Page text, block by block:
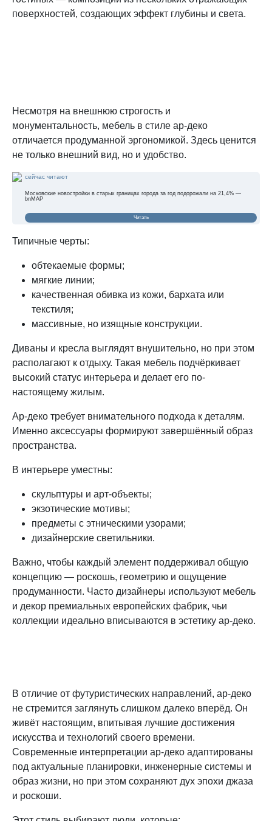
поверхностей, создающих эффект глубины и света.
Несмотря на внешнюю строгость и
монументальность, мебель в стиле ар-деко
отличается продуманной эргономикой. Здесь ценится
не только внешний вид, но и удобство.
сейчас читают
Московские новостройки в старых границах города за год подорожали на 21,4% —
bnMAP
Читать
Типичные черты:
обтекаемые формы;
мягкие линии;
качественная обивка из кожи, бархата или
текстиля;
массивные, но изящные конструкции.
Диваны и кресла выглядят внушительно, но при этом
располагают к отдыху. Такая мебель подчёркивает
высокий статус интерьера и делает его по-
настоящему жилым.
Ар-деко требует внимательного подхода к деталям.
Именно аксессуары формируют завершённый образ
пространства.
В интерьере уместны:
скульптуры и арт-объекты;
экзотические мотивы;
предметы с этническими узорами;
дизайнерские светильники.
Важно, чтобы каждый элемент поддерживал общую
концепцию — роскошь, геометрию и ощущение
продуманности. Часто дизайнеры используют мебель
и декор премиальных европейских фабрик, чьи
коллекции идеально вписываются в эстетику ар-деко.
В отличие от футуристических направлений, ар-деко
не стремится заглянуть слишком далеко вперёд. Он
живёт настоящим, впитывая лучшие достижения
искусства и технологий своего времени.
Современные интерпретации ар-деко адаптированы
под актуальные планировки, инженерные системы и
образ жизни, но при этом сохраняют дух эпохи джаза
и роскоши.